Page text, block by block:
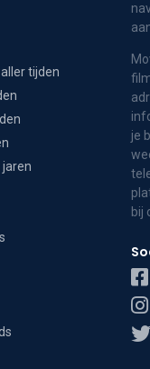
tijden
je
bij